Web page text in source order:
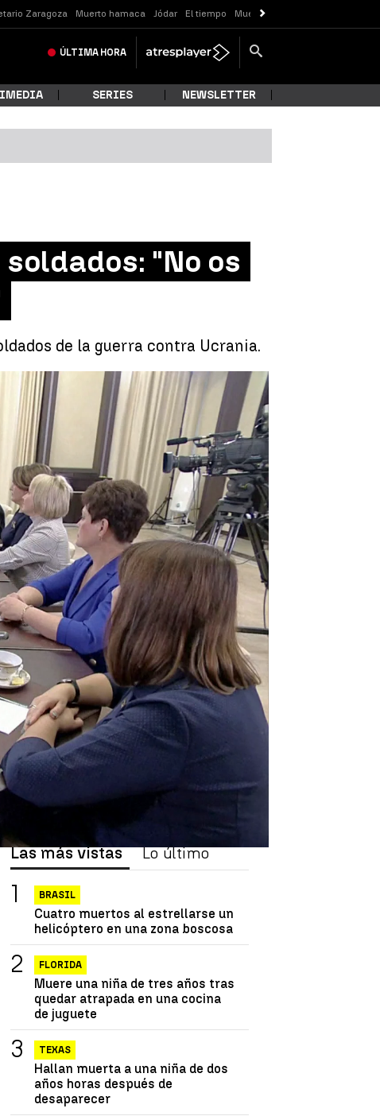
Zaragoza Muerto hamaca Jódar El tiempo Muerte Valladolid
ÚLTIMA HORA
SERIES NEWSLETTER
"No os
de la guerra contra Ucrania.
a las madres soldado: "No os creáis todo lo que veis
por la televisión"
Las más vistas Lo último
BRASIL
Cuatro muertos al estrellarse un
helicóptero en una zona boscosa
FLORIDA
Muere una niña de tres años tras
quedar atrapada en una cocina
de juguete
TEXAS
Hallan muerta a una niña de dos
años horas después de
desaparecer